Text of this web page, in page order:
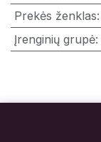
Prekės ženklas:
Įrenginių grupė: